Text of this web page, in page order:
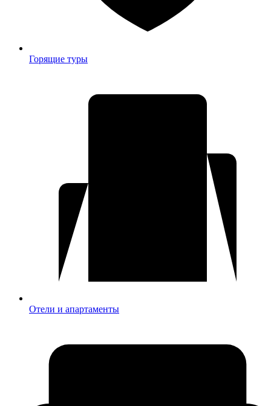
Горящие туры
Отели и апартаменты